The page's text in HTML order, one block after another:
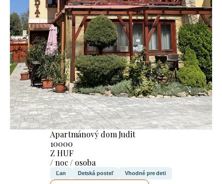
Apartmánový dom Judit
10000
Z HUF
/ noc / osoba
Ľan Detská posteľ Vhodné pre deti